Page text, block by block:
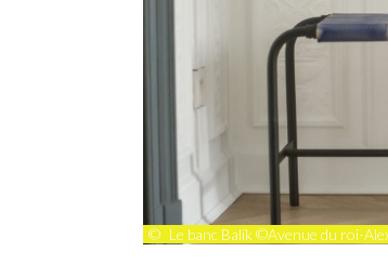
© Le banc Balik ©Avenue du roi-